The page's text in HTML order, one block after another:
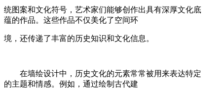
统图案和文化符号，艺术家们能够创作出具有深厚文化底
蕴的作品。这些作品不仅美化了空间环
境，还传递了丰富的历史知识和文化信息。
在墙绘设计中，历史文化的元素常常被用来表达特定
的主题和情感。例如，通过绘制古代建